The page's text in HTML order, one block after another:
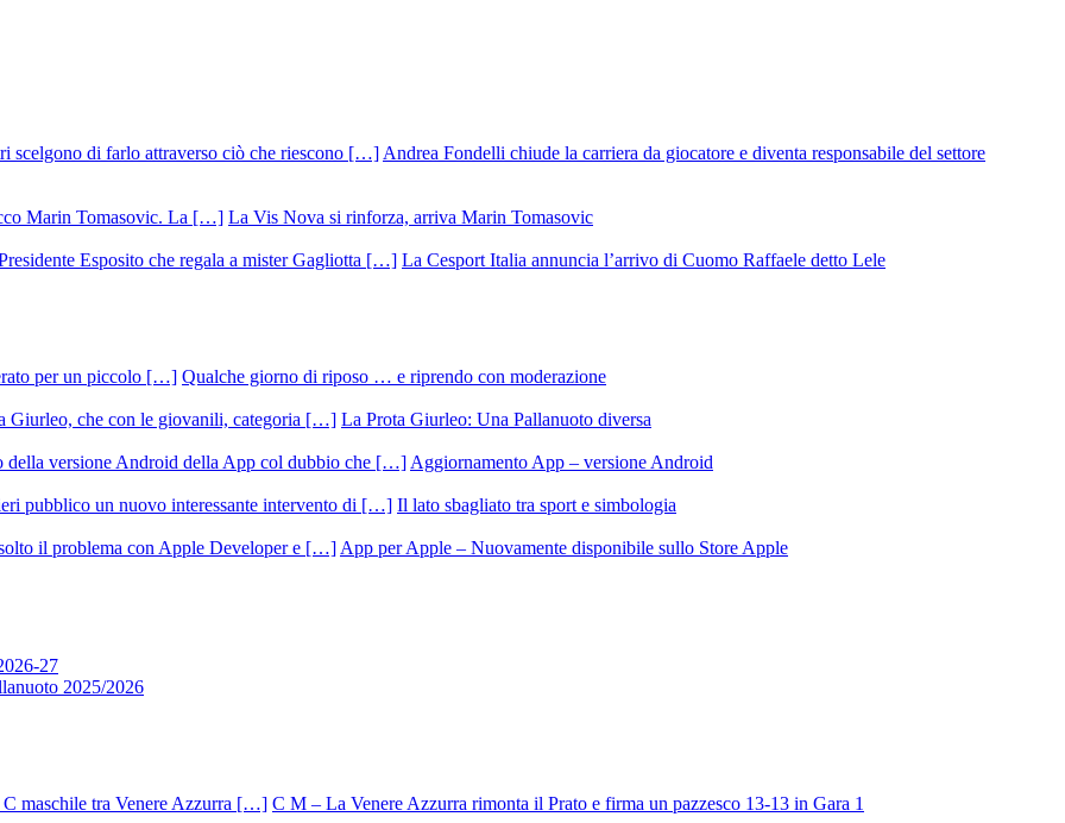
Andrea Fondelli chiude la carriera da giocatore e diventa responsabile del settore
La Vis Nova si rinforza, arriva Marin Tomasovic
La Cesport Italia annuncia l’arrivo di Cuomo Raffaele detto Lele
Qualche giorno di riposo … e riprendo con moderazione
La Prota Giurleo: Una Pallanuoto diversa
Aggiornamento App – versione Android
Il lato sbagliato tra sport e simbologia
App per Apple – Nuovamente disponibile sullo Store Apple
27
2025/2026
C M – La Venere Azzurra rimonta il Prato e firma un pazzesco 13-13 in Gara 1